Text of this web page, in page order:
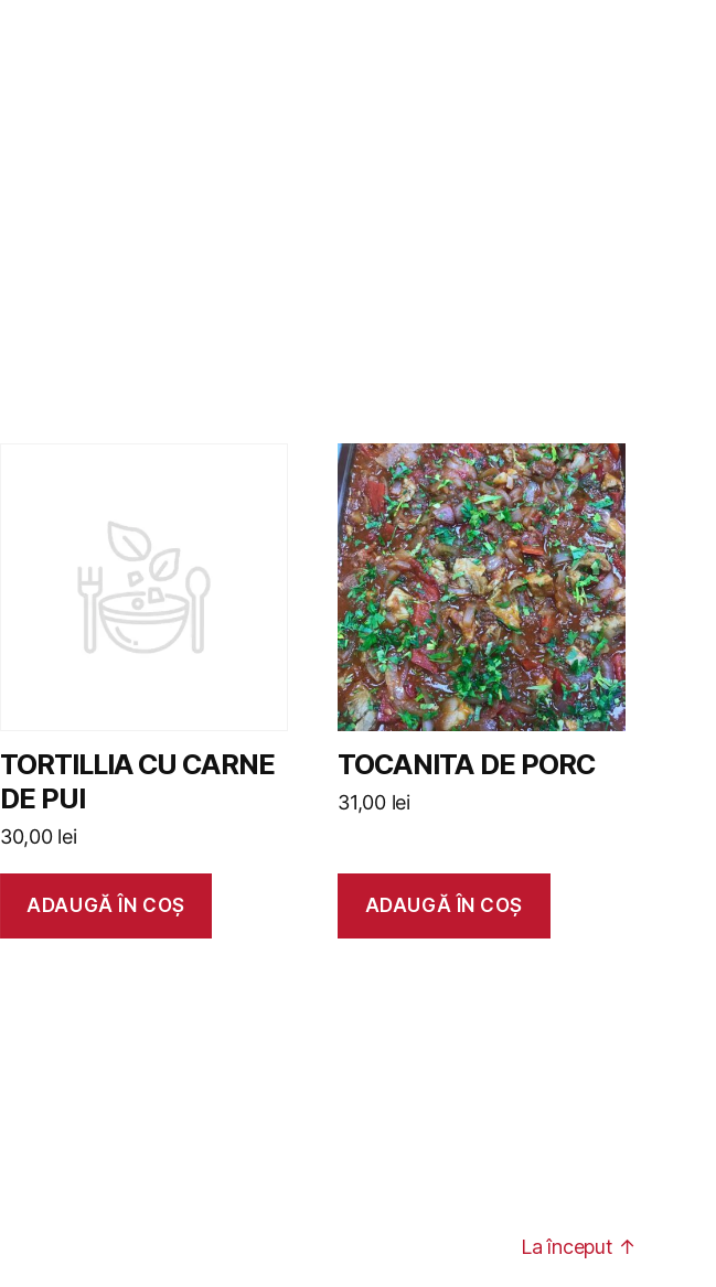
TORTILLIA CU CARNE
DE PUI
30,00 lei
ADAUGĂ ÎN COȘ
TOCANITA DE PORC
31,00 lei
ADAUGĂ ÎN COȘ
La început ↑